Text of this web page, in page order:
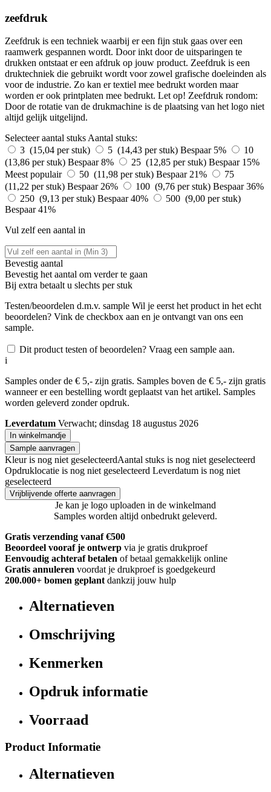
zeefdruk
Zeefdruk is een techniek waarbij er een fijn stuk gaas over een
raamwerk gespannen wordt. Door inkt door de uitsparingen te
drukken ontstaat er een afdruk op jouw product. Zeefdruk is een
druktechniek die gebruikt wordt voor zowel grafische doeleinden als
voor de industrie. Zo kan er textiel mee bedrukt worden maar
worden er ook printplaten mee bedrukt. Let op! Zeefdruk rondom:
Door de rotatie van de drukmachine is de plaatsing van het logo niet
altijd gelijk uitgelijnd.
Selecteer aantal stuksAantal stuks:
3 (15,04 per stuk)
5 (14,43 per stuk) Bespaar 5%
10
(13,86 per stuk) Bespaar 8% 25 (12,85 per stuk) Bespaar 15%
Meest populair
50 (11,98 per stuk) Bespaar 21%
75
(11,22 per stuk) Bespaar 26% 100 (9,76 per stuk) Bespaar 36%
250 (9,13 per stuk) Bespaar 40%
500 (9,00 per stuk)
Bespaar 41%
Vul zelf een aantal in
Bevestig aantal
Bevestig het aantal om verder te gaan
Bij extra betaalt u slechts per stuk
Testen/beoordelen d.m.v. sample Wil je eerst het product in het echt
beoordelen? Vink de checkbox aan en je ontvangt van ons een
sample.
Dit product testen of beoordelen? Vraag een sample aan.
i
Samples onder de € 5,- zijn gratis. Samples boven de € 5,- zijn gratis
wanneer er een bestelling wordt geplaatst van het artikel. Samples
worden geleverd zonder opdruk.
Leverdatum Verwacht; dinsdag 18 augustus 2026
In winkelmandje
Sample aanvragen
Kleur is nog niet geselecteerdAantal stuks is nog niet geselecteerd
Opdruklocatie is nog niet geselecteerd Leverdatum is nog niet
geselecteerd
Vrijblijvende offerte aanvragen
Je kan je logo uploaden in de winkelmand
Samples worden altijd onbedrukt geleverd.
Gratis verzending vanaf €500
Beoordeel vooraf je ontwerp via je gratis drukproef
Eenvoudig achteraf betalen of betaal gemakkelijk online
Gratis annuleren voordat je drukproef is goedgekeurd
200.000+ bomen geplant dankzij jouw hulp
Alternatieven
Omschrijving
Kenmerken
Opdruk informatie
Voorraad
Product Informatie
Alternatieven